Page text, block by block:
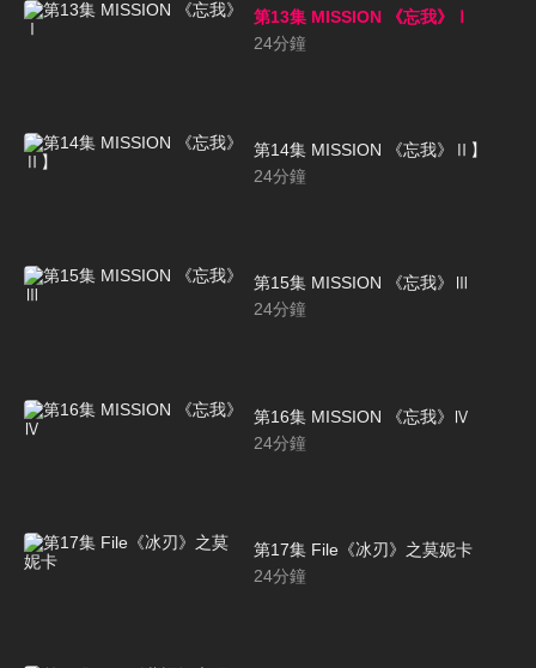
第13集 MISSION 《忘我》Ⅰ
24分鐘
第14集 MISSION 《忘我》Ⅱ】
24分鐘
第15集 MISSION 《忘我》Ⅲ
24分鐘
第16集 MISSION 《忘我》Ⅳ
24分鐘
第17集 File《冰刃》之莫妮卡
24分鐘